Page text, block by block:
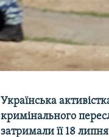
Українська
кримінального
затримали її 18